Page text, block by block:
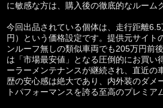
に敏感な方は、購入後の徹底的なルーム
今回出品されている個体は、走行距離
円）という価格設定です。提供元サイ
ンルーフ無しの類似車両でも205万円前
は「市場最安値」となる圧倒的にお買い
ーラーメンテナンスが継続され、直近の
歴の安心感は絶大であり、内外装のダメ
トパフォーマンスを誇る至高のプレミア